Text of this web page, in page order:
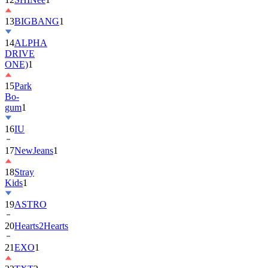
13BIGBANG1
14ALPHA
DRIVE
ONE)1
15Park
Bo-
gum1
16IU
17NewJeans1
18Stray
Kids1
19ASTRO
20Hearts2Hearts
21EXO1